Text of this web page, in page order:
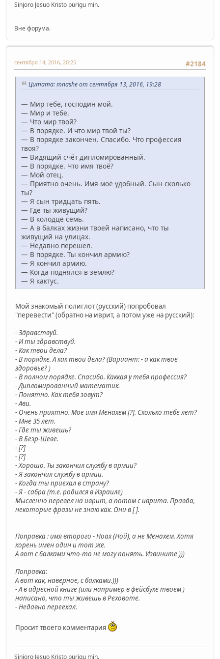
Sinjoro Jesuo Kristo purigu min.
Вне форума.
#2184
сентября 14, 2016, 20:25
Цитата: mnashe от сентября 13, 2016, 19:28
— Мир тебе, господин мой.
— Мир и тебе.
— Что мир твой?
— В порядке. И что мир твой ты?
— В порядке закончен. Спасибо. Что профессия
твоя?
— Видящий счёт дипломированный.
— В порядке. Что имя твоё?
— Мой отец.
— Приятно очень. Имя моё удобный. Сын сколько
ты?
— Я сын тридцать пять.
— Где ты живущий?
— В колодце семь.
— А в балках жизни твоей написано, что ты
живущий на улицах.
— Недавно перешёл.
— В порядке. Ты кончил армию?
— Я кончил армию.
— Когда поднялся в землю?
— Я кактус.
Мой знакомый полиглот (русский) попробовал
"перевести" (обратно на иврит, а потом уже на русский):
- Здравствуй.
- И ты здравствуй.
- Как твои дела?
- В порядке. А как твои дела? (Вариант: - а как твое
здоровье? )
- В полном порядке. Спасибо. Каккая у тебя профессия?
- Дипломированный математик.
- Понятно. Как тебя зовут?
- Ави.
- Очень приятно. Мое имя Менахем [?]. Сколько тебе лет?
- Мне 35 лет.
- Где ты живешь?
- В Беэр-Шеве.
- [?]
- [?]
- Хорошо. Ты закончил службу в армии?
- Я закончил службу в армии.
- Когда ты приехал в страну?
- Я - сабра (т.е. родился в Израиле)
Мысленно перевел на иврит, а потом с иврита. Правда,
некоторые фразы не знаю как. Они в [ ].
Поправка : имя второго - Ноах (Ной), а не Менахем. Хотя
корень имен один и тот же.
А вот с балками что-то не могу понять. Извините )))
Поправка:
А вот как, наверное, с балками.)))
- А в адресной книге (или например в фейсбуке твоем )
написано, что ты живешь в Реховоте.
- Недавно переехал.
Просит твоего комментария
Sinjoro Jesuo Kristo purigu min.